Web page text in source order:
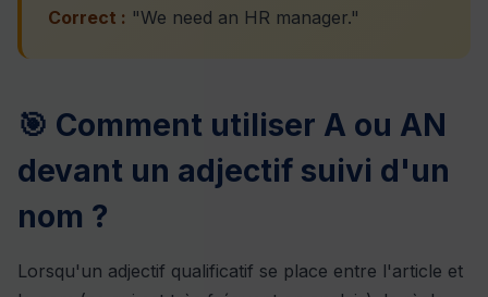
Correct : "We need an HR manager."
🎯 Comment utiliser A ou AN
devant un adjectif suivi d'un
nom ?
Lorsqu'un adjectif qualificatif se place entre l'article et